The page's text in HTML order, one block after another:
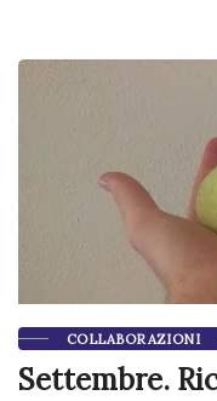
COLLABORAZIONI
Settembre.